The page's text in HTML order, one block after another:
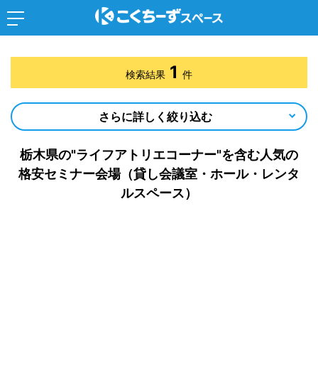
栃木県の"ライフアトリエコーナー"を含む人気の
格安セミナー会場（貸し会議室・ホール・レンタ
ルスペース）
検索結果 1 件
さらに詳しく絞り込む